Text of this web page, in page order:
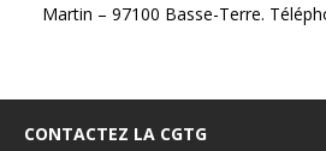
Martin – 97100 Basse-Terre.
CONTACTEZ LA CGTG